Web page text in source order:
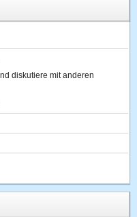
diskutiere mit anderen